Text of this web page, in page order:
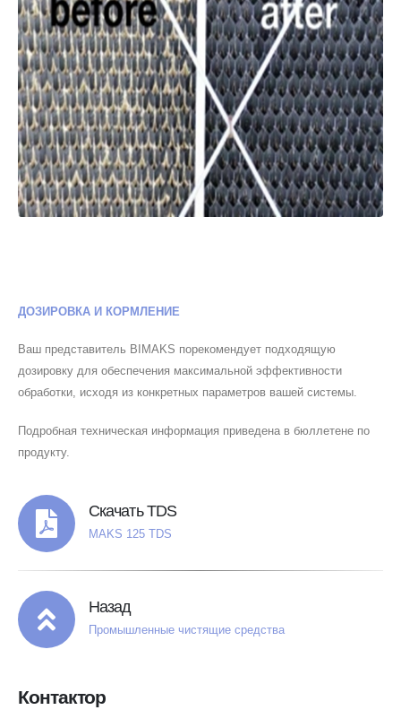
ДОЗИРОВКА И КОРМЛЕНИЕ
Ваш представитель BIMAKS порекомендует подходящую
дозировку для обеспечения максимальной эффективности
обработки, исходя из конкретных параметров вашей системы.
Подробная техническая информация приведена в бюллетене по
продукту.
Скачать TDS
MAKS 125 TDS
Назад
Промышленные чистящие средства
Контактор